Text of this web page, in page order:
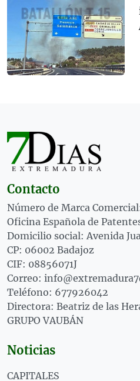
Contacto
Número de Marca
Oficina Española de
Domicilio social: Avenida
CP: 06002 Badajoz
CIF: 08856071J
Correo:
Teléfono: 677926042
Directora: Beatriz de las
GRUPO VAUBÁN
Noticias
CAPITALES